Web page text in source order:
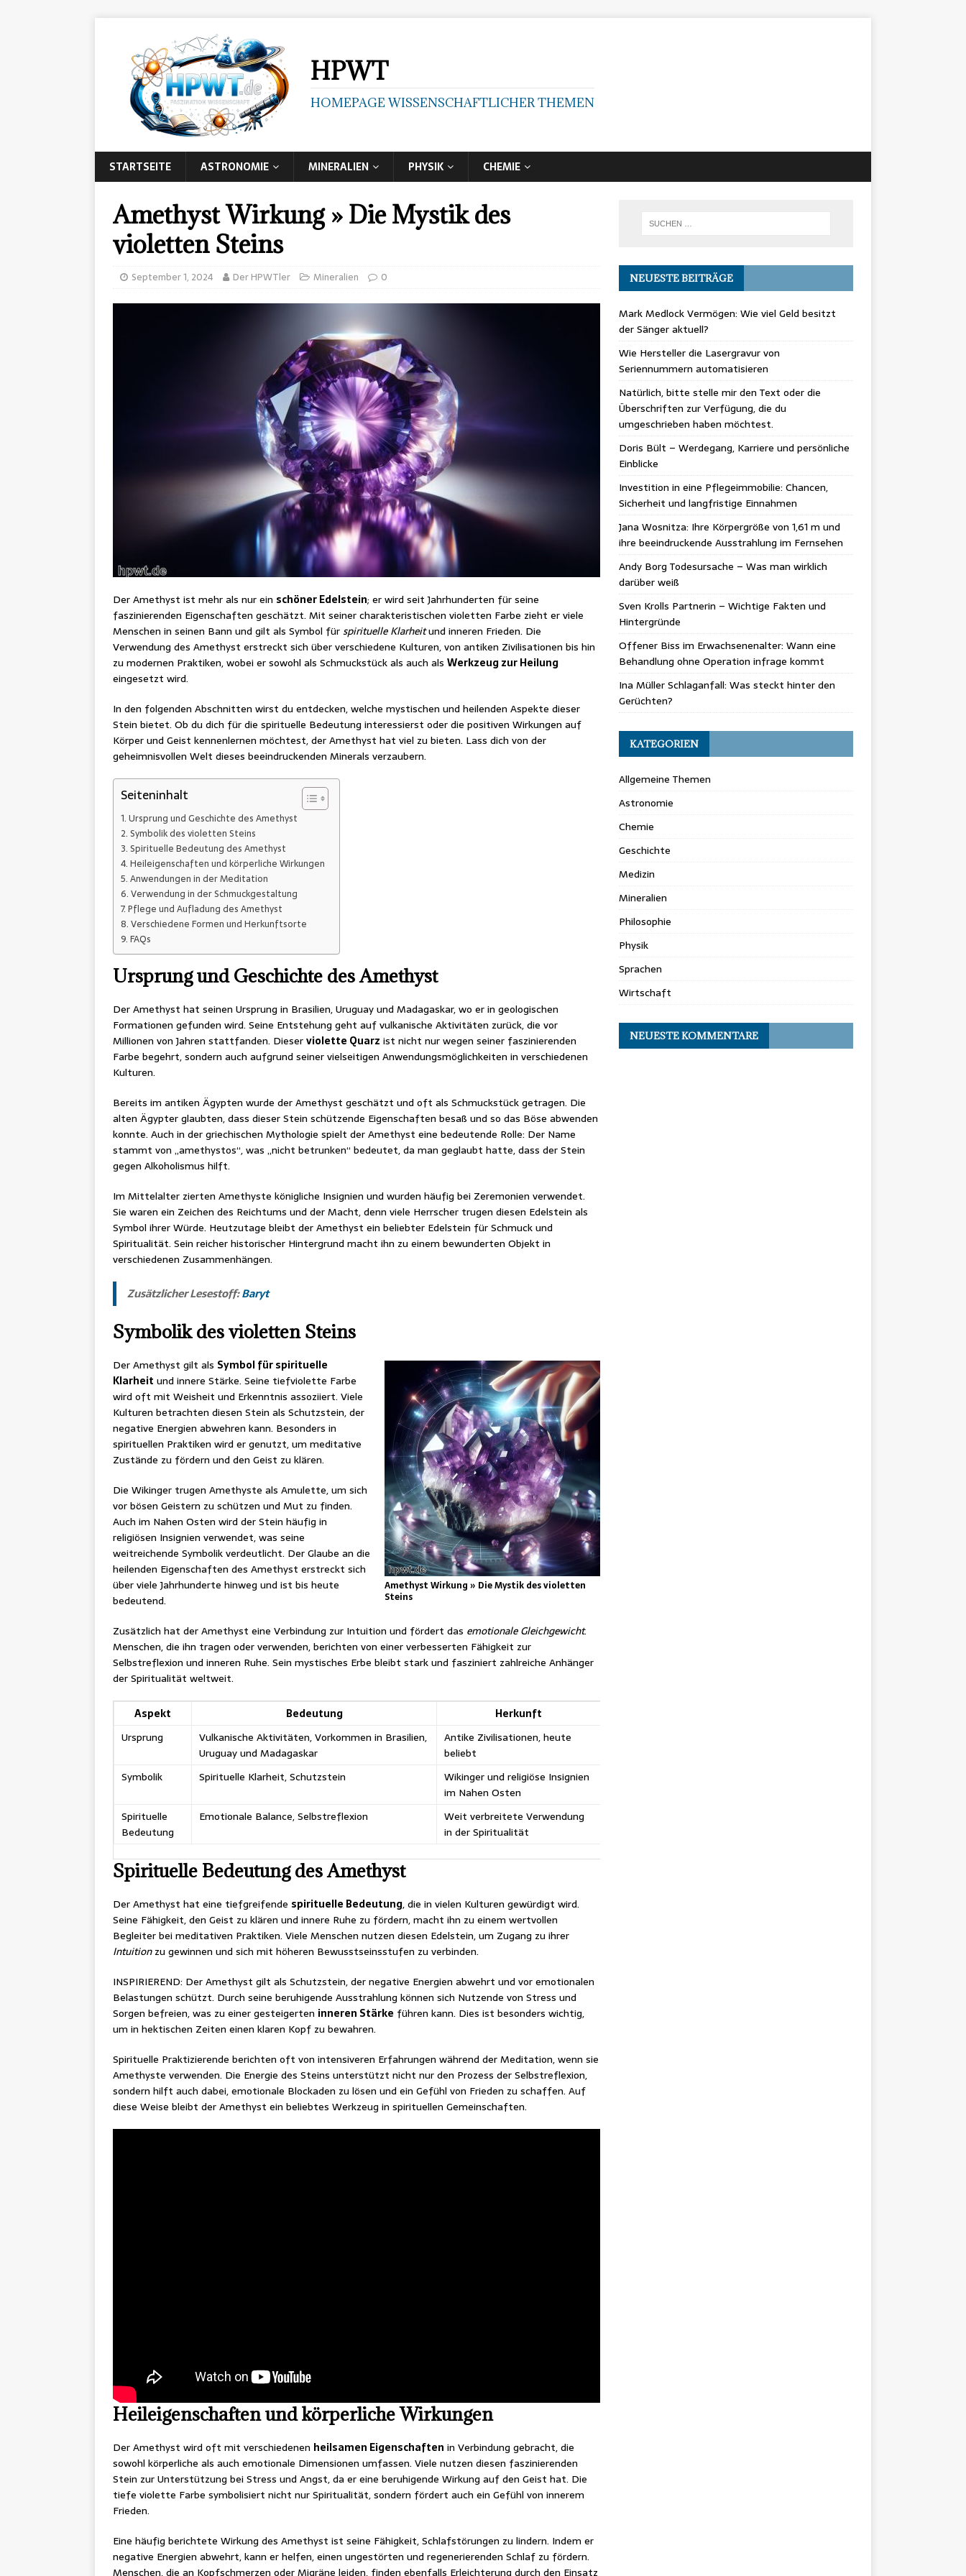
HPWT
HOMEPAGE WISSENSCHAFTLICHER THEMEN
STARTSEITE ASTRONOMIE MINERALIEN PHYSIK CHEMIE
Amethyst Wirkung » Die Mystik des
violetten Steins
September 1, 2024 Der HPWTler Mineralien 0
Der Amethyst ist mehr als nur ein schöner Edelstein; er wird seit Jahrhunderten für seine
faszinierenden Eigenschaften geschätzt. Mit seiner charakteristischen violetten Farbe zieht er viele
Menschen in seinen Bann und gilt als Symbol fürspirituelle Klarheitund inneren Frieden. Die
Verwendung des Amethyst erstreckt sich über verschiedene Kulturen, von antiken Zivilisationen bis hin
zu modernen Praktiken, wobei er sowohl als Schmuckstück als auch als Werkzeug zur Heilung
eingesetzt wird.
In den folgenden Abschnitten wirst du entdecken, welche mystischen und heilenden Aspekte dieser
Stein bietet. Ob du dich für die spirituelle Bedeutung interessierst oder die positiven Wirkungen auf
Körper und Geist kennenlernen möchtest, der Amethyst hat viel zu bieten. Lass dich von der
geheimnisvollen Welt dieses beeindruckenden Minerals verzaubern.
Seiteninhalt
Ursprung und Geschichte des Amethyst
Symbolik des violetten Steins
Spirituelle Bedeutung des Amethyst
Heileigenschaften und körperliche Wirkungen
Anwendungen in der Meditation
Verwendung in der Schmuckgestaltung
Pflege und Aufladung des Amethyst
Verschiedene Formen und Herkunftsorte
FAQs
Ursprung und Geschichte des Amethyst
Der Amethyst hat seinen Ursprung in Brasilien, Uruguay und Madagaskar, wo er in geologischen
Formationen gefunden wird. Seine Entstehung geht auf vulkanische Aktivitäten zurück, die vor
Millionen von Jahren stattfanden. Dieserviolette Quarz ist nicht nur wegen seiner faszinierenden
Farbe begehrt, sondern auch aufgrund seiner vielseitigen Anwendungsmöglichkeiten in verschiedenen
Kulturen.
Bereits im antiken Ägypten wurde der Amethyst geschätzt und oft als Schmuckstück getragen. Die
alten Ägypter glaubten, dass dieser Stein schützende Eigenschaften besaß und so das Böse abwenden
konnte. Auch in der griechischen Mythologie spielt der Amethyst eine bedeutende Rolle: Der Name
stammt von „amethystos“, was „nicht betrunken“ bedeutet, da man geglaubt hatte, dass der Stein
gegen Alkoholismus hilft.
Im Mittelalter zierten Amethyste königliche Insignien und wurden häufig bei Zeremonien verwendet.
Sie waren ein Zeichen des Reichtums und der Macht, denn viele Herrscher trugen diesen Edelstein als
Symbol ihrer Würde. Heutzutage bleibt der Amethyst ein beliebter Edelstein für Schmuck und
Spiritualität. Sein reicher historischer Hintergrund macht ihn zu einem bewunderten Objekt in
verschiedenen Zusammenhängen.
Zusätzlicher Lesestoff:Baryt
Symbolik des violetten Steins
Amethyst Wirkung » Die Mystik des violetten
Steins
Der Amethyst gilt als Symbol für spirituelle
Klarheit und innere Stärke. Seine tiefviolette Farbe
wird oft mit Weisheit und Erkenntnis assoziiert. Viele
Kulturen betrachten diesen Stein als Schutzstein, der
negative Energien abwehren kann. Besonders in
spirituellen Praktiken wird er genutzt, um meditative
Zustände zu fördern und den Geist zu klären.
Die Wikinger trugen Amethyste als Amulette, um sich
vor bösen Geistern zu schützen und Mut zu finden.
Auch im Nahen Osten wird der Stein häufig in
religiösen Insignien verwendet, was seine
weitreichende Symbolik verdeutlicht. Der Glaube an die
heilenden Eigenschaften des Amethyst erstreckt sich
über viele Jahrhunderte hinweg und ist bis heute
bedeutend.
Zusätzlich hat der Amethyst eine Verbindung zur Intuition und fördert das emotionale Gleichgewicht.
Menschen, die ihn tragen oder verwenden, berichten von einer verbesserten Fähigkeit zur
Selbstreflexion und inneren Ruhe. Sein mystisches Erbe bleibt stark und fasziniert zahlreiche Anhänger
der Spiritualität weltweit.
Aspekt Bedeutung
Herkunft
Ursprung
Vulkanische Aktivitäten, Vorkommen in Brasilien,
Uruguay und Madagaskar
Antike Zivilisationen, heute
beliebt
Symbolik
Spirituelle Klarheit, Schutzstein
Wikinger und religiöse Insignien
im Nahen Osten
Spirituelle
Bedeutung
Emotionale Balance, Selbstreflexion
Weit verbreitete Verwendung
in der Spiritualität
Spirituelle Bedeutung des Amethyst
Der Amethyst hat eine tiefgreifende spirituelle Bedeutung, die in vielen Kulturen gewürdigt wird.
Seine Fähigkeit, den Geist zu klären und innere Ruhe zu fördern, macht ihn zu einem wertvollen
Begleiter bei meditativen Praktiken. Viele Menschen nutzen diesen Edelstein, um Zugang zu ihrer
Intuitionzu gewinnen und sich mit höheren Bewusstseinsstufen zu verbinden.
INSPIRIEREND: Der Amethyst gilt als Schutzstein, der negative Energien abwehrt und vor emotionalen
Belastungen schützt. Durch seine beruhigende Ausstrahlung können sich Nutzende von Stress und
Sorgen befreien, was zu einer gesteigerten inneren Stärke führen kann. Dies ist besonders wichtig,
um in hektischen Zeiten einen klaren Kopf zu bewahren.
Spirituelle Praktizierende berichten oft von intensiveren Erfahrungen während der Meditation, wenn sie
Amethyste verwenden. Die Energie des Steins unterstützt nicht nur den Prozess der Selbstreflexion,
sondern hilft auch dabei, emotionale Blockaden zu lösen und ein Gefühl von Frieden zu schaffen. Auf
diese Weise bleibt der Amethyst ein beliebtes Werkzeug in spirituellen Gemeinschaften.
Heileigenschaften und körperliche Wirkungen
Der Amethyst wird oft mit verschiedenen heilsamen Eigenschaften in Verbindung gebracht, die
sowohl körperliche als auch emotionale Dimensionen umfassen. Viele nutzen diesen faszinierenden
Stein zur Unterstützung bei Stress und Angst, da er eine beruhigende Wirkung auf den Geist hat. Die
tiefe violette Farbe symbolisiert nicht nur Spiritualität, sondern fördert auch ein Gefühl von innerem
Frieden.
Eine häufig berichtete Wirkung des Amethyst ist seine Fähigkeit, Schlafstörungen zu lindern. Indem er
negative Energien abwehrt, kann er helfen, einen ungestörten und regenerierenden Schlaf zu fördern.
Menschen, die an Kopfschmerzen oder Migräne leiden, finden ebenfalls Erleichterung durch den Einsatz
NEUESTE BEITRÄGE
Mark Medlock Vermögen: Wie viel Geld besitzt
der Sänger aktuell?
Wie Hersteller die Lasergravur von
Seriennummern automatisieren
Natürlich, bitte stelle mir den Text oder die
Überschriften zur Verfügung, die du
umgeschrieben haben möchtest.
Doris Bült – Werdegang, Karriere und persönliche
Einblicke
Investition in eine Pflegeimmobilie: Chancen,
Sicherheit und langfristige Einnahmen
Jana Wosnitza: Ihre Körpergröße von 1,61 m und
ihre beeindruckende Ausstrahlung im Fernsehen
Andy Borg Todesursache – Was man wirklich
darüber weiß
Sven Krolls Partnerin – Wichtige Fakten und
Hintergründe
Offener Biss im Erwachsenenalter: Wann eine
Behandlung ohne Operation infrage kommt
Ina Müller Schlaganfall: Was steckt hinter den
Gerüchten?
KATEGORIEN
Allgemeine Themen
Astronomie
Chemie
Geschichte
Medizin
Mineralien
Philosophie
Physik
Sprachen
Wirtschaft
NEUESTE KOMMENTARE